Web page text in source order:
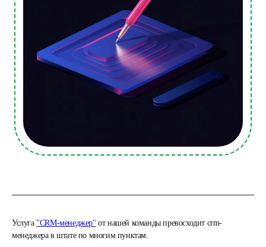
Услуга "CRM-менеджер" от нашей команды превосходит crm-
менеджера в штате по многим пунктам.